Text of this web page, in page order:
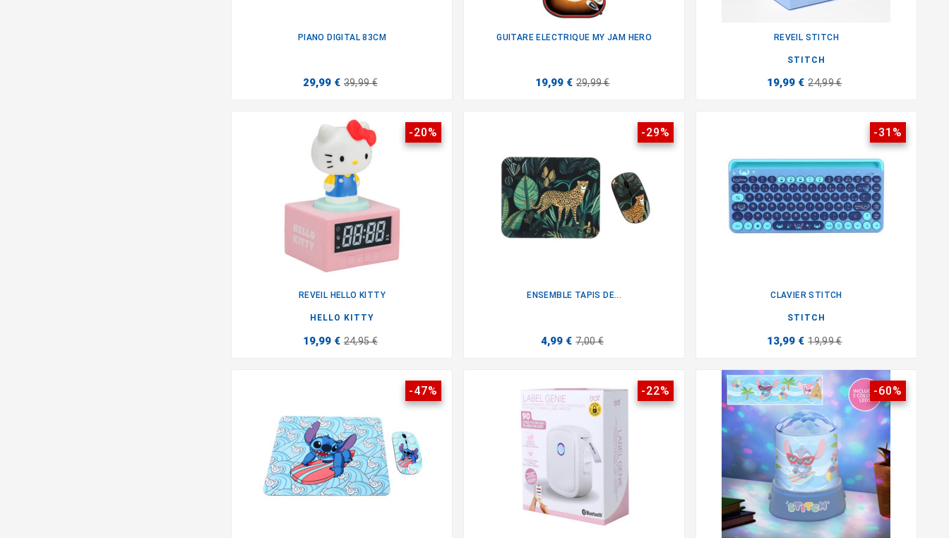
PIANO DIGITAL 83CM
29,99 € 39,99 €
GUITARE ELECTRIQUE MY JAM HERO
19,99 € 29,99 €
REVEIL STITCH
STITCH
19,99 € 24,99 €
-20%
REVEIL HELLO KITTY
HELLO KITTY
19,99 € 24,95 €
-29%
ENSEMBLE TAPIS DE...
4,99 € 7,00 €
-31%
CLAVIER STITCH
STITCH
13,99 € 19,99 €
-47% -22% -60%